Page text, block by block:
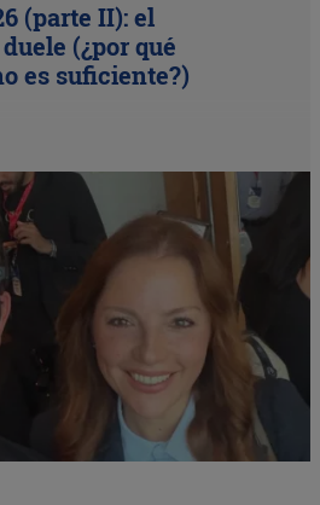
(parte II): el
(¿por qué
es suficiente?)